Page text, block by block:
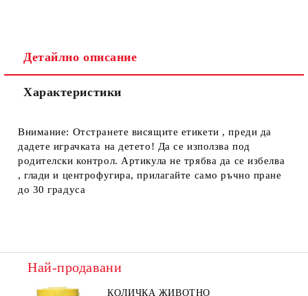
Детайлно описание
Характеристики
Внимание: Отстранете висящите етикети , преди да
дадете играчката на детето! Да се използва под
родителски контрол. Артикула не трябва да се избелва
, глади и центрофугира, прилагайте само ръчно пране
до 30 градуса
Най-продавани
КОЛИЧКА ЖИВОТНО